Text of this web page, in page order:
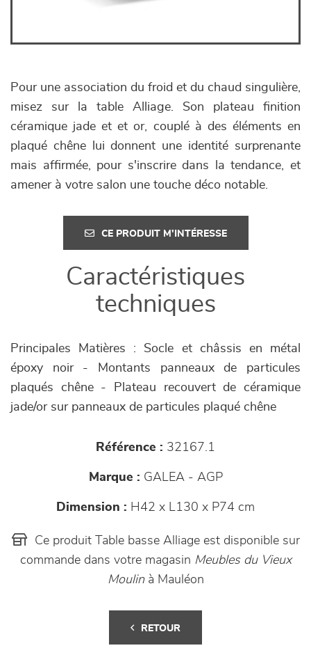
Pour une association du froid et du chaud singulière,
misez sur la table Alliage. Son plateau finition
céramique jade et et or, couplé à des éléments en
plaqué chêne lui donnent une identité surprenante
mais affirmée, pour s'inscrire dans la tendance, et
amener à votre salon une touche déco notable.
CE PRODUIT M'INTÉRESSE
Caractéristiques
techniques
Principales Matières : Socle et châssis en métal
époxy noir - Montants panneaux de particules
plaqués chêne - Plateau recouvert de céramique
jade/or sur panneaux de particules plaqué chêne
Référence : 32167.1
Marque : GALEA - AGP
Dimension : H42 x L130 x P74 cm
Ce produit Table basse Alliage est disponible sur
commande dans votre magasin Meubles du Vieux
Moulinà Mauléon
RETOUR